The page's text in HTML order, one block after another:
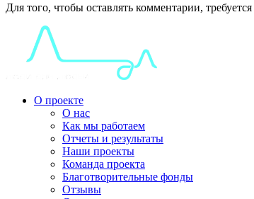
Для того, чтобы оставлять комментарии, требуется
О проекте
О нас
Как мы работаем
Отчеты и результаты
Наши проекты
Команда проекта
Благотворительные фонды
Отзывы